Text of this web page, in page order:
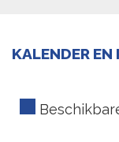
KALENDER EN